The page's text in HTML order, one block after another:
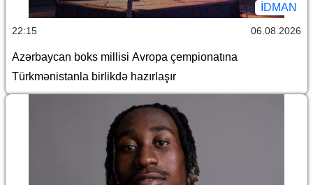
İDMAN
22:15 06.08.2026
Azərbaycan boks millisi Avropa çempionatına
Türkmənistanla birlikdə hazırlaşır